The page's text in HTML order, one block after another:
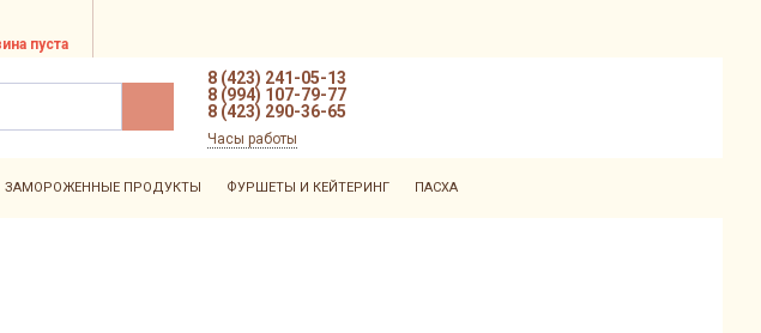
пуста
8 (423) 241-05-13
8 (994) 107-79-77
8 (423) 290-36-65
Часы работы
ЗАМОРОЖЕННЫЕ ПРОДУКТЫ ФУРШЕТЫ И КЕЙТЕРИНГ ПАСХА